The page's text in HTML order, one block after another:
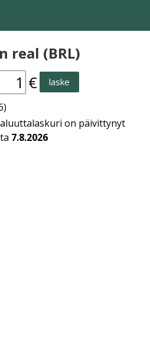
real (BRL)
€ laske
on päivittynyt
7.8.2026